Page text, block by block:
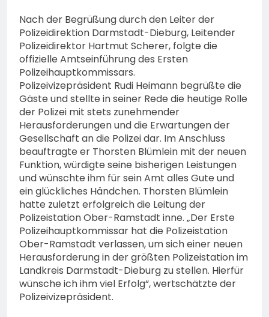
Nach der Begrüßung durch den Leiter der
Polizeidirektion Darmstadt-Dieburg, Leitender
Polizeidirektor Hartmut Scherer, folgte die
offizielle Amtseinführung des Ersten
Polizeihauptkommissars.
Polizeivizepräsident Rudi Heimann begrüßte die
Gäste und stellte in seiner Rede die heutige Rolle
der Polizei mit stets zunehmender
Herausforderungen und die Erwartungen der
Gesellschaft an die Polizei dar. Im Anschluss
beauftragte er Thorsten Blümlein mit der neuen
Funktion, würdigte seine bisherigen Leistungen
und wünschte ihm für sein Amt alles Gute und
ein glückliches Händchen. Thorsten Blümlein
hatte zuletzt erfolgreich die Leitung der
Polizeistation Ober-Ramstadt inne. „Der Erste
Polizeihauptkommissar hat die Polizeistation
Ober-Ramstadt verlassen, um sich einer neuen
Herausforderung in der größten Polizeistation im
Landkreis Darmstadt-Dieburg zu stellen. Hierfür
wünsche ich ihm viel Erfolg“, wertschätzte der
Polizeivizepräsident.